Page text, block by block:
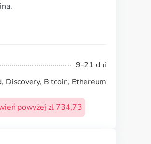
9-21 dni
Discovery, Bitcoin, Ethereum
powyżej zl 734,73